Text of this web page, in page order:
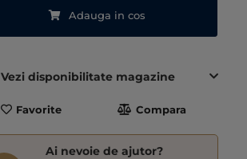
Adauga in cos
Vezi disponibilitate magazine
Favorite Compara
Ai nevoie de ajutor?